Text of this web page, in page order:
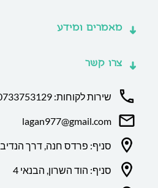
מאמרים ומידע
צרו קשר
שירות לקוחות: 0733753129
lagan977@gmail.com
סניף: פרדס חנה, דרך הנדיב 89
סניף: הוד השרון, הבנאי 4